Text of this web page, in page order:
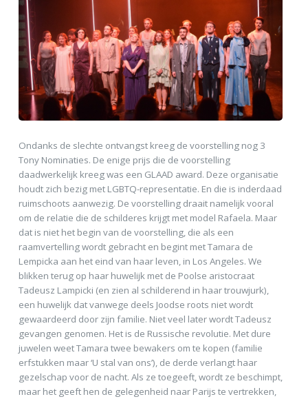
Ondanks de slechte ontvangst kreeg de voorstelling nog 3
Tony Nominaties. De enige prijs die de voorstelling
daadwerkelijk kreeg was een GLAAD award. Deze organisatie
houdt zich bezig met LGBTQ-representatie. En die is inderdaad
ruimschoots aanwezig. De voorstelling draait namelijk vooral
om de relatie die de schilderes krijgt met model Rafaela. Maar
dat is niet het begin van de voorstelling, die als een
raamvertelling wordt gebracht en begint met Tamara de
Lempicka aan het eind van haar leven, in Los Angeles. We
blikken terug op haar huwelijk met de Poolse aristocraat
Tadeusz Lampicki (en zien al schilderend in haar trouwjurk),
een huwelijk dat vanwege deels Joodse roots niet wordt
gewaardeerd door zijn familie. Niet veel later wordt Tadeusz
gevangen genomen. Het is de Russische revolutie. Met dure
juwelen weet Tamara twee bewakers om te kopen (familie
erfstukken maar ‘U stal van ons’), de derde verlangt haar
gezelschap voor de nacht. Als ze toegeeft, wordt ze beschimpt,
maar het geeft hen de gelegenheid naar Parijs te vertrekken,